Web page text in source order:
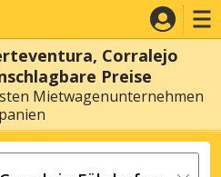
Corralejo
Preise
Mietwagenunternehmen